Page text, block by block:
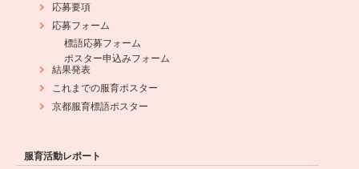
応募要項
応募フォーム
標語応募フォーム
ポスター申込みフォーム
結果発表
これまでの服育ポスター
京都服育標語ポスター
服育活動レポート